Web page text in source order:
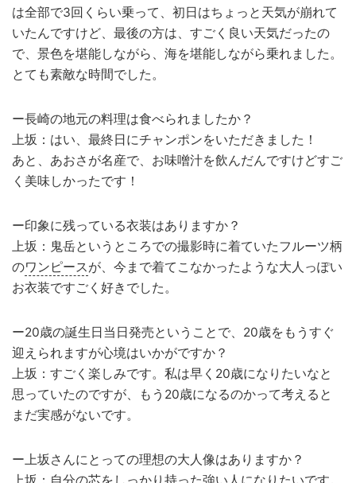
は全部で3回くらい乗って、初日はちょっと天気が崩れて
いたんですけど、最後の方は、すごく良い天気だったの
で、景色を堪能しながら、海を堪能しながら乗れました。
とても素敵な時間でした。
ー長崎の地元の料理は食べられましたか？
上坂：はい、最終日にチャンポンをいただきました！
あと、あおさが名産で、お味噌汁を飲んだんですけどすご
く美味しかったです！
ー印象に残っている衣装はありますか？
上坂：鬼岳というところでの撮影時に着ていたフルーツ柄
のワンピースが、今まで着てこなかったような大人っぽい
お衣装ですごく好きでした。
ー20歳の誕生日当日発売ということで、20歳をもうすぐ
迎えられますが心境はいかがですか？
上坂：すごく楽しみです。私は早く20歳になりたいなと
思っていたのですが、もう20歳になるのかって考えると
まだ実感がないです。
ー上坂さんにとっての理想の大人像はありますか？